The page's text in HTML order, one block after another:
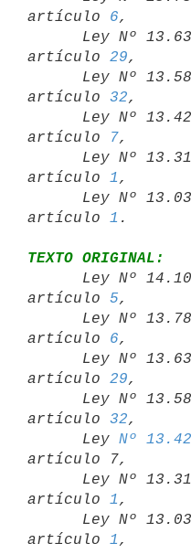
artículo 6,
artículo 29,
artículo 32,
artículo
7,
artículo 1 ,
artículo 1
TEXTO ORIGINAL:
artículo 5,
artículo 6,
artículo 29,
artículo 32,
      Ley
Nº
artículo 7,
artículo 1 ,
artículo 1 ,